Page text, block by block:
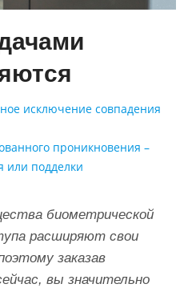
исключение совпадения
проникновения –
или подделки
биометрической
расширяют свои
заказав
вы значительно